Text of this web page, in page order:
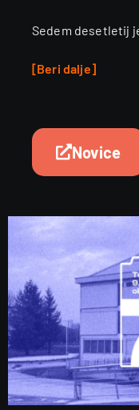
Sedem desetletij
[Beri dalje]
Novice